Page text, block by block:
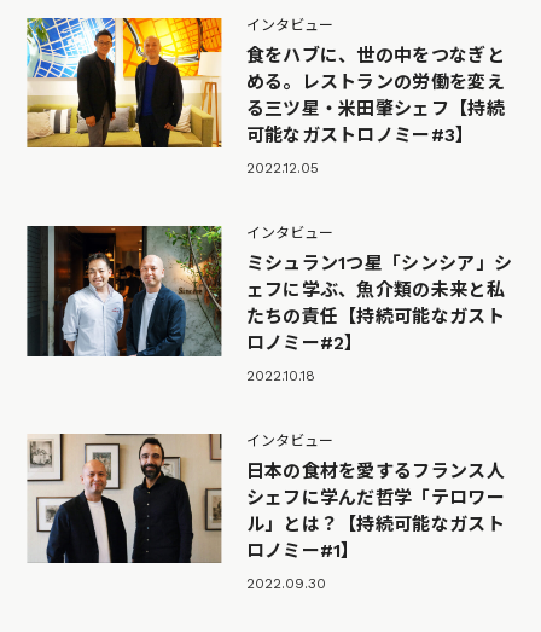
インタビュー
食をハブに、世の中をつなぎと
める。レストランの労働を変え
る三ツ星・米田肇シェフ【持続
可能なガストロノミー#3】
2022.12.05
インタビュー
ミシュラン1つ星「シンシア」シ
ェフに学ぶ、魚介類の未来と私
たちの責任【持続可能なガスト
ロノミー#2】
2022.10.18
インタビュー
日本の食材を愛するフランス人
シェフに学んだ哲学「テロワー
ル」とは？【持続可能なガスト
ロノミー#1】
2022.09.30